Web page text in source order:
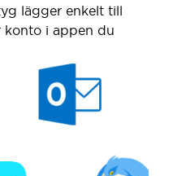
lägger enkelt till
konto i appen du